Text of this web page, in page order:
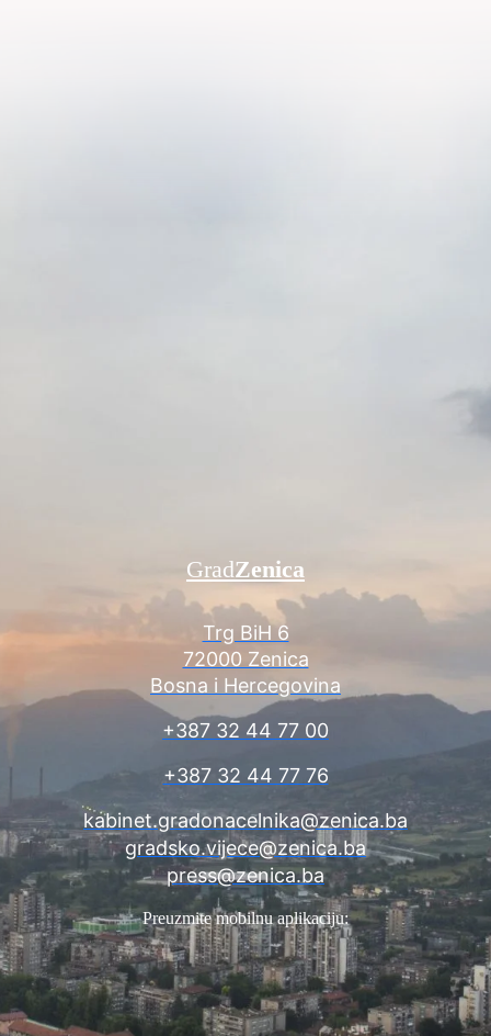
Trg BiH 6
72000 Zenica
Bosna i Hercegovina
+387 32 44 77 00
+387 32 44 77 76
kabinet.gradonacelnika@zenica.ba
gradsko.vijece@zenica.ba
press@zenica.ba
GradZenica
Preuzmite mobilnu aplikaciju: